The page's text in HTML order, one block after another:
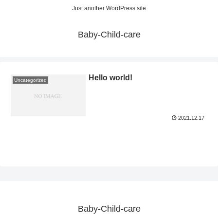
Just another WordPress site
Baby-Child-care
Uncategorized Hello world!
2021.12.17
Baby-Child-care